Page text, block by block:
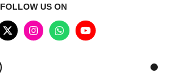
FOLLOW US ON